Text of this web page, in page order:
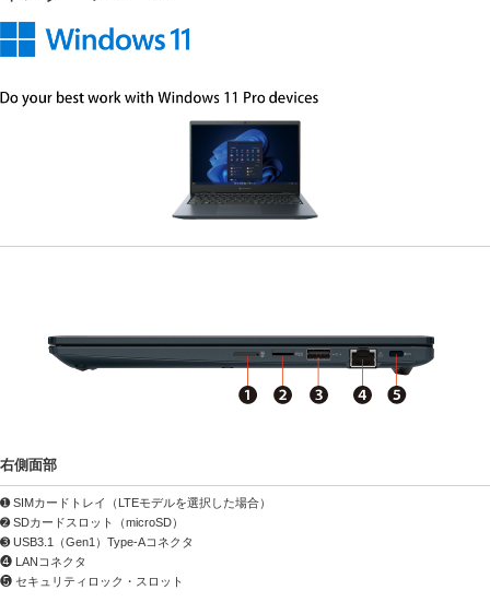
右側面部
➊ SIMカードトレイ（LTEモデルを選択した場合）
➋ SDカードスロット（microSD）
➌ USB3.1（Gen1）Type-Aコネクタ
❹ LANコネクタ
❺ セキュリティロック・スロット